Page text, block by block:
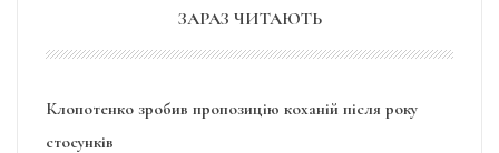
ЗАРАЗ ЧИТАЮТЬ
Клопотенко зробив пропозицію коханій після року
стосунків